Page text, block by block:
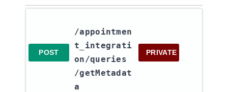
POST
/appointmen
t_integrati
on​/queries​
/getMetadat
a
PRIVATE